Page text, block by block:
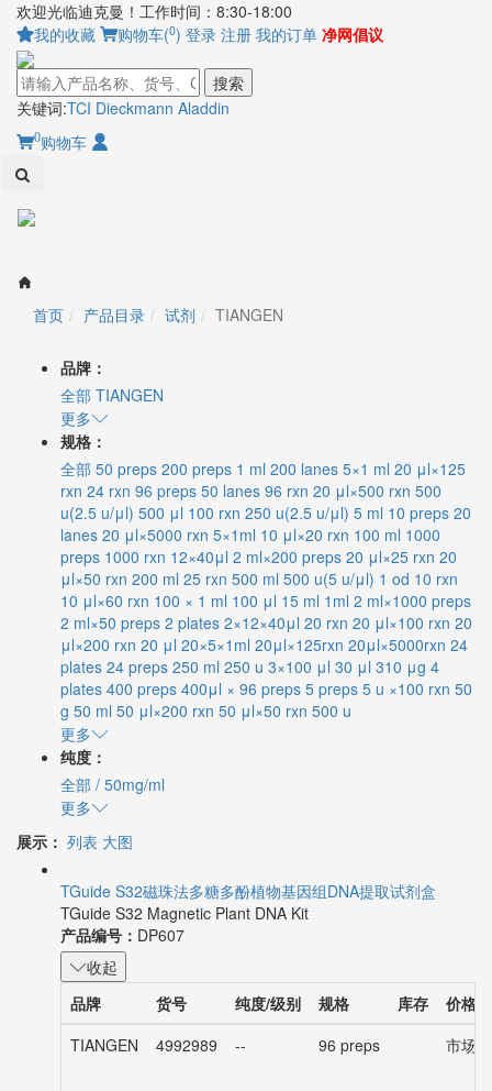
欢迎光临迪克曼！工作时间：8:30-18:00
我的收藏
购物车(0) 登录 注册 我的订单 净网倡议
搜索
关键词:TCI Dieckmann Aladdin
0购物车
首页 产品目录 试剂 TIANGEN
品牌：
全部 TIANGEN
更多
规格：
全部 50 preps 200 preps 1 ml 200 lanes 5×1 ml 20 μl×125
rxn 24 rxn 96 preps 50 lanes 96 rxn 20 μl×500 rxn 500
u(2.5 u/μl) 500 μl 100 rxn 250 u(2.5 u/μl) 5 ml 10 preps 20
lanes 20 μl×5000 rxn 5×1ml 10 μl×20 rxn 100 ml 1000
preps 1000 rxn 12×40μl 2 ml×200 preps 20 μl×25 rxn 20
μl×50 rxn 200 ml 25 rxn 500 ml 500 u(5 u/μl) 1 od 10 rxn
10 μl×60 rxn 100 × 1 ml 100 μl 15 ml 1ml 2 ml×1000 preps
2 ml×50 preps 2 plates 2×12×40μl 20 rxn 20 μl×100 rxn 20
μl×200 rxn 20 μl 20×5×1ml 20μl×125rxn 20μl×5000rxn 24
plates 24 preps 250 ml 250 u 3×100 μl 30 μl 310 μg 4
plates 400 preps 400μl × 96 preps 5 preps 5 u ×100 rxn 50
g 50 ml 50 μl×200 rxn 50 μl×50 rxn 500 u
更多
纯度：
全部 / 50mg/ml
更多
展示： 列表 大图
TGuide S32磁珠法多糖多酚植物基因组DNA提取试剂盒
TGuide S32 Magnetic Plant DNA Kit
产品编号： DP607
收起
品牌
货号 纯度/级别 规格 库存
价格
TIANGEN
4992989 -- 96 preps 市场